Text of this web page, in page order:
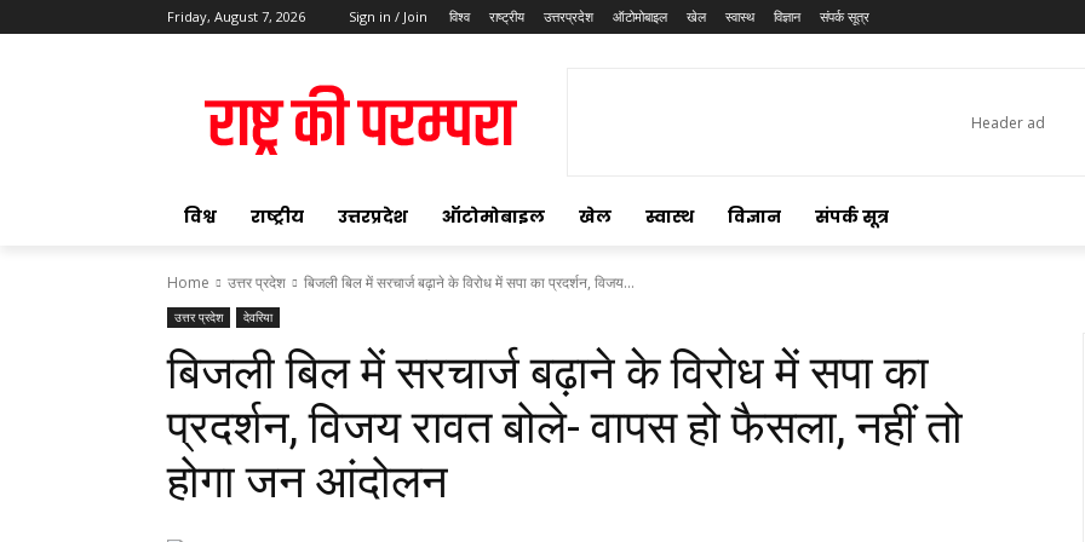
Friday, August 7, 2026 Sign in / Join विश्व राष्ट्रीय उत्तरप्रदेश ऑटोमोबाइल खेल स्वास्थ विज्ञान संपर्क सूत्र
विश्व राष्ट्रीय उत्तरप्रदेश ऑटोमोबाइल खेल स्वास्थ विज्ञान संपर्क सूत्र
Home उत्तर प्रदेश बिजली बिल में सरचार्ज बढ़ाने के विरोध में सपा का प्रदर्शन, विजय...
उत्तर प्रदेश देवरिया
बिजली बिल में सरचार्ज बढ़ाने के विरोध में सपा का
प्रदर्शन, विजय रावत बोले- वापस हो फैसला, नहीं तो
होगा जन आंदोलन